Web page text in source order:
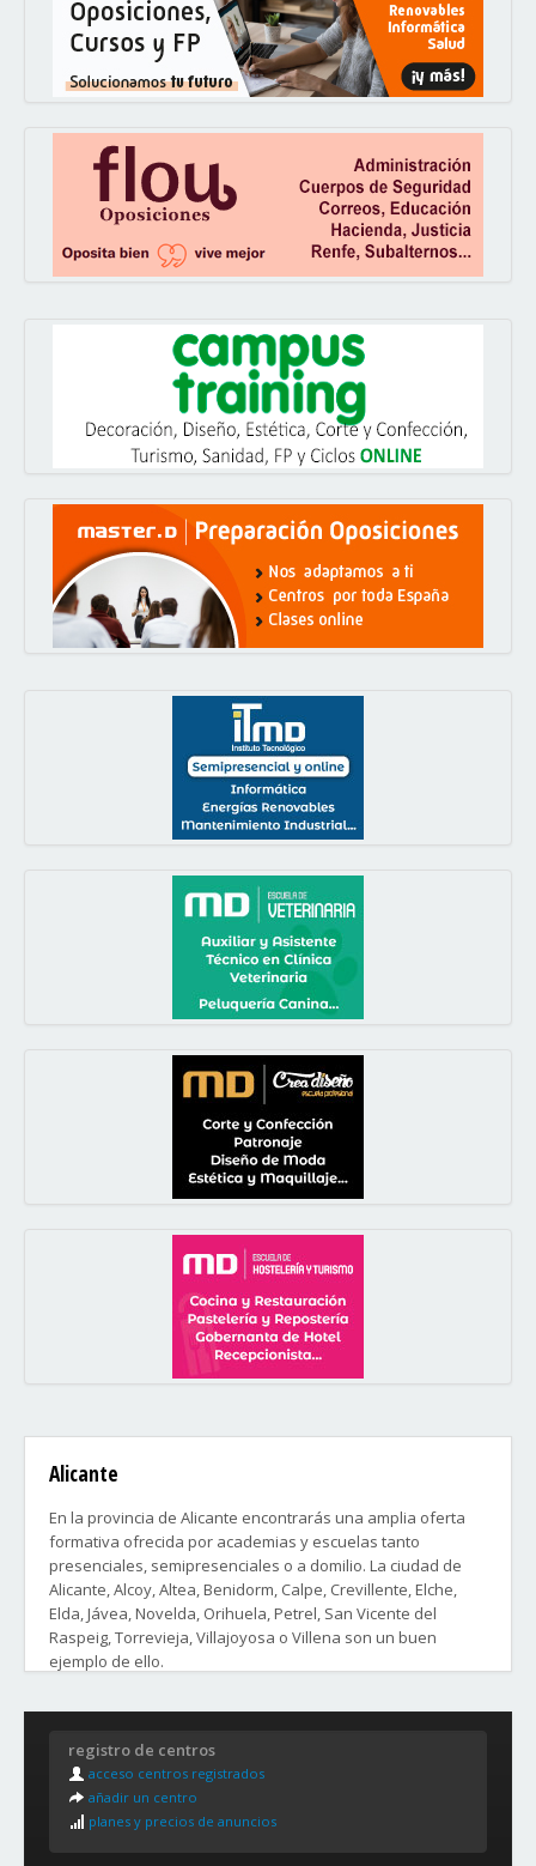
Alicante
En la provincia de Alicante encontrarás una amplia oferta
formativa ofrecida por academias y escuelas tanto
presenciales, semipresenciales o a domilio. La ciudad de
Alicante, Alcoy, Altea, Benidorm, Calpe, Crevillente, Elche,
Elda, Jávea, Novelda, Orihuela, Petrel, San Vicente del
Raspeig, Torrevieja, Villajoyosa o Villena son un buen
ejemplo de ello.
Distritos y Barrios de la ciudad de Alicante:
DISTRITO 1.
La Goteta, Santa Cruz, Casco Antiguo, San Antón, Raval Roig,
Centro, Campoamor, Carolinas, Benalúa, Barrio Obrero y
Sangueta.
registro de centros
acceso centros registrados
añadir un centro
planes y precios de anuncios